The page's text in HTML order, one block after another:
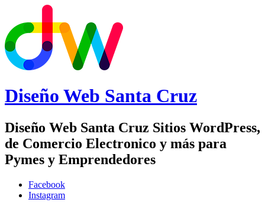
Diseño Web Santa Cruz
Diseño Web Santa Cruz Sitios WordPress,
de Comercio Electronico y más para
Pymes y Emprendedores
Facebook
Instagram